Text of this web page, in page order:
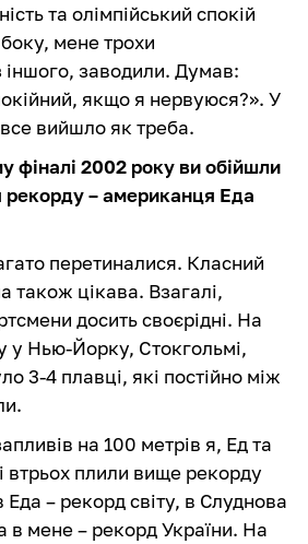
та олімпійський спокій
мене трохи
заводили. Думав:
якщо я нервуюся?». У
вийшло як треба.
фіналі 2002 року ви обійшли
рекорду – американця Еда
перетиналися. Класний
також цікава. Взагалі,
досить своєрідні. На
у Нью-Йорку, Стокгольмі,
3-4 плавці, які постійно між
на 100 метрів я, Ед та
втрьох плили вище рекорду
Еда – рекорд світу, в Слуднова
в мене – рекорд України. На